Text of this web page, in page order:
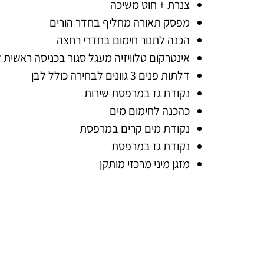
צנרת + חוט משיכה
מפסק תאורה מחליף בחדר הורים
הכנה לתנור חימום בחדרי רחצה
אינטרקום טלוויזיה מעגל סגור בכניסה ראשית
דלתות פנים 3 גוונים לבחירה כולל לבן
נקודת גז במרפסת שירות
כהכנה לחימום מים
נקודת מים קרים במרפסת
נקודת גז במרפסת
מזגן מיני מרכזי מותקן